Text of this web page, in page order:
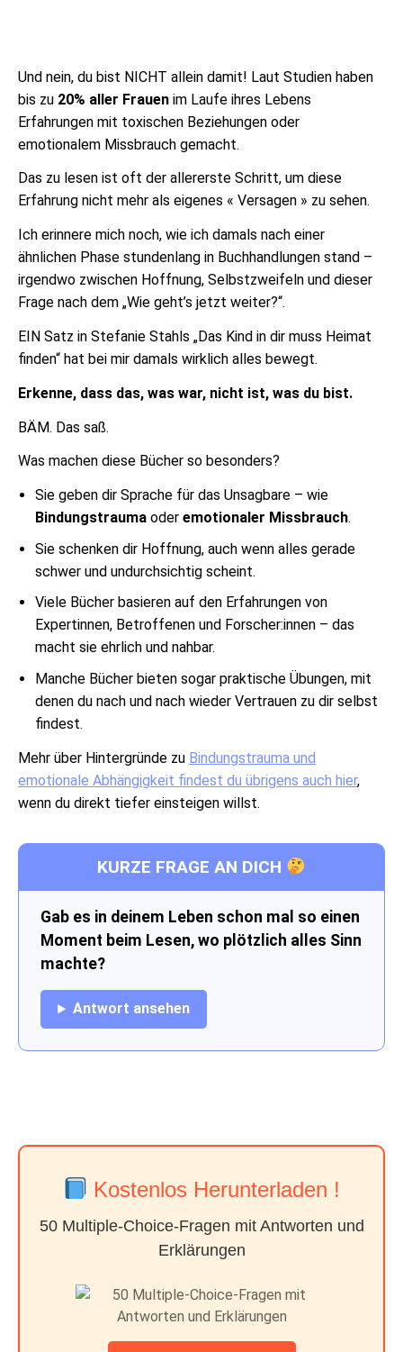
Und nein, du bist NICHT allein damit! Laut Studien haben
bis zu 20% aller Frauen im Laufe ihres Lebens
Erfahrungen mit toxischen Beziehungen oder
emotionalem Missbrauch gemacht.
Das zu lesen ist oft der allererste Schritt, um diese
Erfahrung nicht mehr als eigenes « Versagen » zu sehen.
Ich erinnere mich noch, wie ich damals nach einer
ähnlichen Phase stundenlang in Buchhandlungen stand –
irgendwo zwischen Hoffnung, Selbstzweifeln und dieser
Frage nach dem „Wie geht’s jetzt weiter?“.
EIN Satz in Stefanie Stahls „Das Kind in dir muss Heimat
finden“ hat bei mir damals wirklich alles bewegt.
Erkenne, dass das, was war, nicht ist, was du bist.
BÄM. Das saß.
Was machen diese Bücher so besonders?
Sie geben dir Sprache für das Unsagbare – wie
Bindungstrauma oderemotionaler Missbrauch.
Sie schenken dir Hoffnung, auch wenn alles gerade
schwer und undurchsichtig scheint.
Viele Bücher basieren auf den Erfahrungen von
Expertinnen, Betroffenen und Forscher:innen – das
macht sie ehrlich und nahbar.
Manche Bücher bieten sogar praktische Übungen, mit
denen du nach und nach wieder Vertrauen zu dir selbst
findest.
Mehr über Hintergründe zu Bindungstrauma und
emotionale Abhängigkeit findest du übrigens auch hier,
wenn du direkt tiefer einsteigen willst.
KURZE FRAGE AN DICH
Gab es in deinem Leben schon mal so einen
Moment beim Lesen, wo plötzlich alles Sinn
machte?
Antwort ansehen
Kostenlos Herunterladen !
50 Multiple-Choice-Fragen mit Antworten und
Erklärungen